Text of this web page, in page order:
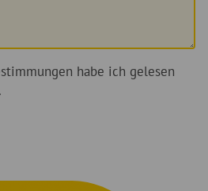
habe ich gelesen